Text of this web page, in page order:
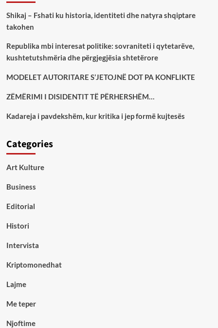
Shikaj – Fshati ku historia, identiteti dhe natyra shqiptare
takohen
Republika mbi interesat politike: sovraniteti i qytetarëve,
kushtetutshmëria dhe përgjegjësia shtetërore
MODELET AUTORITARE S’JETOJNË DOT PA KONFLIKTE
ZËMËRIMI I DISIDENTIT TË PËRHERSHËM…
Kadareja i pavdekshëm, kur kritika i jep formë kujtesës
Categories
Art Kulture
Business
Editorial
Histori
Intervista
Kriptomonedhat
Lajme
Me teper
Njoftime